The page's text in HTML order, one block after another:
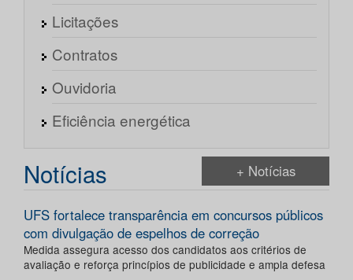
Licitações
Contratos
Ouvidoria
Eficiência energética
Notícias + Notícias
UFS fortalece transparência em concursos públicos
com divulgação de espelhos de correção
Medida assegura acesso dos candidatos aos critérios de
avaliação e reforça princípios de publicidade e ampla defesa